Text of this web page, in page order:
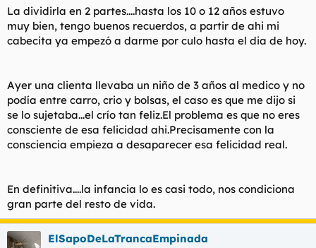
:
La dividirla en 2 partes....hasta los 10 o 12 años estuvo
muy bien, tengo buenos recuerdos, a partir de ahi mi
cabecita ya empezó a darme por culo hasta el dia de hoy.
Ayer una clienta llevaba un niño de 3 años al medico y no
podía entre carro, crio y bolsas, el caso es que me dijo si
se lo sujetaba...el crío tan feliz.El problema es que no eres
consciente de esa felicidad ahi.Precisamente con la
consciencia empieza a desaparecer esa felicidad real.
En definitiva....la infancia lo es casi todo, nos condiciona
gran parte del resto de vida.
ElSapoDeLaTrancaEmpinada